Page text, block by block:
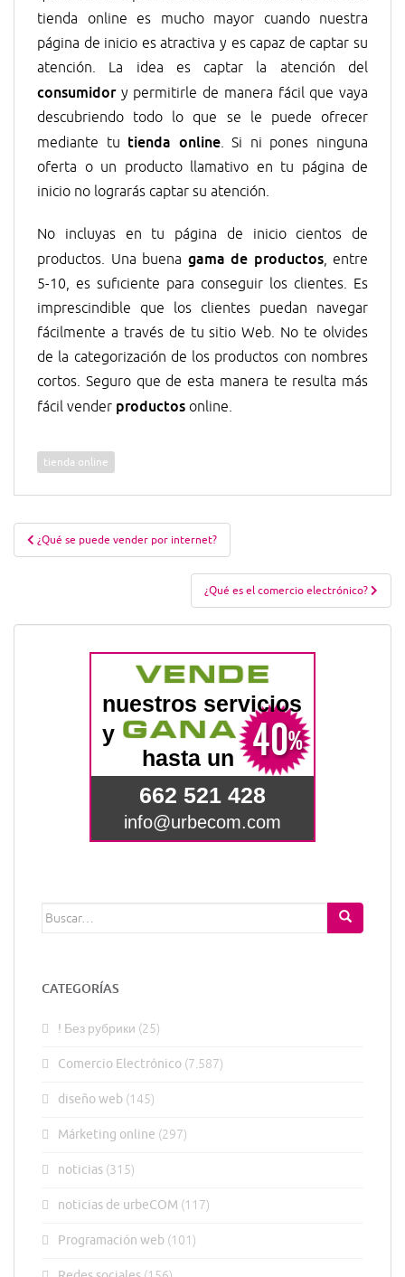
tienda online es mucho mayor cuando nuestra
página de inicio es atractiva y es capaz de captar su
atención. La idea es captar la atención del
consumidor y permitirle de manera fácil que vaya
descubriendo todo lo que se le puede ofrecer
mediante tu tienda online. Si ni pones ninguna
oferta o un producto llamativo en tu página de
inicio no lograrás captar su atención.
No incluyas en tu página de inicio cientos de
productos. Una buena gama de productos, entre
5-10, es suficiente para conseguir los clientes. Es
imprescindible que los clientes puedan navegar
fácilmente a través de tu sitio Web. No te olvides
de la categorización de los productos con nombres
cortos. Seguro que de esta manera te resulta más
fácil vender productos online.
tienda online
Navegación
de
¿Qué se puede vender por internet?
¿Qué es el comercio electrónico?
Buscar:
CATEGORÍAS
! Без рубрики (25)
Comercio Electrónico (7.587)
diseño web (145)
Márketing online (297)
noticias (315)
noticias de urbeCOM (117)
Programación web (101)